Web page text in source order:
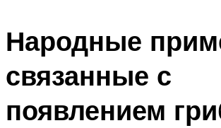
Народные
связанные с
появлением